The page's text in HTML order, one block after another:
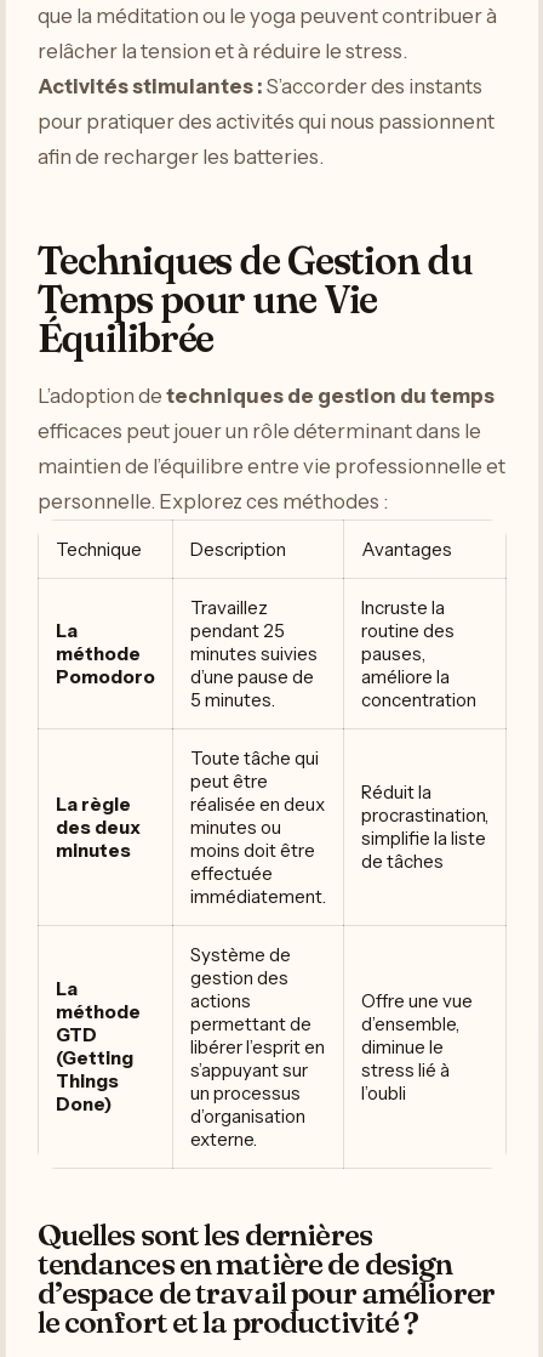
que la méditation ou le yoga peuvent contribuer à
relâcher la tension et à réduire le stress.
Activités stimulantes : S’accorder des instants
pour pratiquer des activités qui nous passionnent
afin de recharger les batteries.
Techniques de Gestion du
Temps pour une Vie
Équilibrée
L’adoption de techniques de gestion du temps
efficaces peut jouer un rôle déterminant dans le
maintien de l’équilibre entre vie professionnelle et
personnelle. Explorez ces méthodes :
Technique Description Avantages
La
méthode
Pomodoro
Travaillez
pendant 25
minutes suivies
d’une pause de
5 minutes.
Incruste la
routine des
pauses,
améliore la
concentration
La règle
des deux
minutes
Toute tâche qui
peut être
réalisée en deux
minutes ou
moins doit être
effectuée
immédiatement.
Réduit la
procrastination,
simplifie la liste
de tâches
La
méthode
GTD
(Getting
Things
Done)
Système de
gestion des
actions
permettant de
libérer l’esprit en
s’appuyant sur
un processus
d’organisation
externe.
Offre une vue
d’ensemble,
diminue le
stress lié à
l’oubli
Quelles sont les dernières
tendances en matière de design
d’espace de travail pour améliorer
le confort et la productivité ?